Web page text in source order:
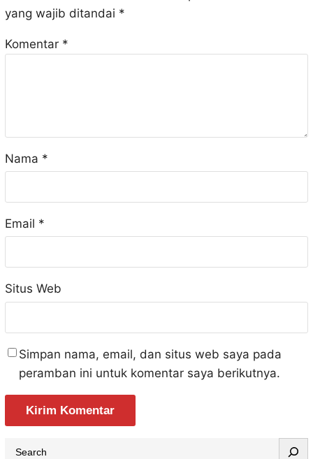
yang wajib ditandai *
Komentar *
Nama *
Email *
Situs Web
Simpan nama, email, dan situs web saya pada
peramban ini untuk komentar saya berikutnya.